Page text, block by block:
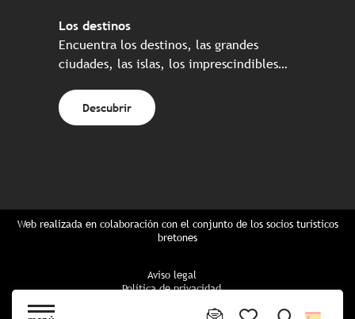
Los destinos
Encuentra los destinos, las grandes
ciudades, las islas, los imprescindibles…
Descubrir
Web realizada en colaboración con el conjunto de los socios turísticos
bretones
Aviso legal
Política de privacidad
Configuración de cookies